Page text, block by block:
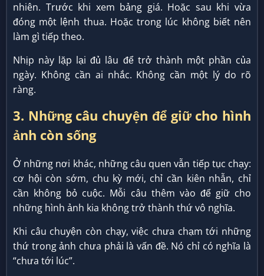
nhiên. Trước khi xem bảng giá. Hoặc sau khi vừa
đóng một lệnh thua. Hoặc trong lúc không biết nên
làm gì tiếp theo.
Nhịp này lặp lại đủ lâu để trở thành một phần của
ngày. Không cần ai nhắc. Không cần một lý do rõ
ràng.
3. Những câu chuyện để giữ cho hình
ảnh còn sống
Ở những nơi khác, những câu quen vẫn tiếp tục chạy:
cơ hội còn sớm, chu kỳ mới, chỉ cần kiên nhẫn, chỉ
cần không bỏ cuộc. Mỗi câu thêm vào để giữ cho
những hình ảnh kia không trở thành thứ vô nghĩa.
Khi câu chuyện còn chạy, việc chưa chạm tới những
thứ trong ảnh chưa phải là vấn đề. Nó chỉ có nghĩa là
“chưa tới lúc”.